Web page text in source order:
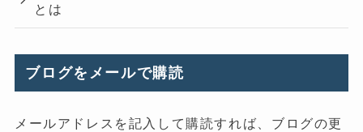
とは
ブログをメールで購読
メールアドレスを記入して購読すれば、ブログの更